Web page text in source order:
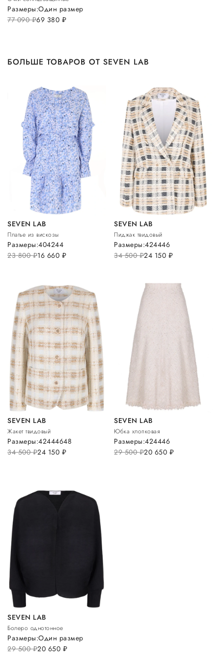
77 090руб.69 380 руб.
Размеры:Один размер
БОЛЬШЕ ТОВАРОВ ОТ SEVEN LAB
SEVEN LAB
Платье из вискозы
23 800руб.16 660 руб.
Размеры:404244
SEVEN LAB
Пиджак твидовый
34 500руб.24 150 руб.
Размеры:424446
SEVEN LAB
Жакет твидовый
34 500руб.24 150 руб.
Размеры:42444648
SEVEN LAB
Юбка хлопковая
29 500руб.20 650 руб.
Размеры:424446
SEVEN LAB
Болеро однотонное
29 500руб.20 650 руб.
Размеры:Один размер